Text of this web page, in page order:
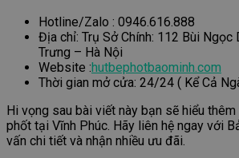
Hotline/Zalo : 0946.616.888
Địa chỉ: Trụ Sở Chính: 112 Bùi Ngọc
Trưng – Hà Nội
Website :hutbephotbaominh.com
Thời gian mở cửa: 24/24 ( Kể Cả
Hi vọng sau bài viết này bạn sẽ hiểu
phốt tại Vĩnh Phúc. Hãy liên hệ ngay với
vấn chi tiết và nhận nhiều ưu đãi.